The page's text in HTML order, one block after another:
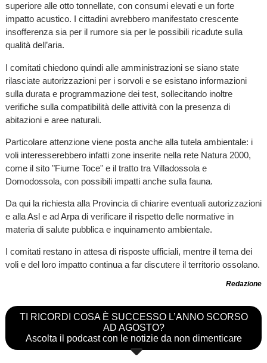
superiore alle otto tonnellate, con consumi elevati e un forte
impatto acustico. I cittadini avrebbero manifestato crescente
insofferenza sia per il rumore sia per le possibili ricadute sulla
qualità dell’aria.
I comitati chiedono quindi alle amministrazioni se siano state
rilasciate autorizzazioni per i sorvoli e se esistano informazioni
sulla durata e programmazione dei test, sollecitando inoltre
verifiche sulla compatibilità delle attività con la presenza di
abitazioni e aree naturali.
Particolare attenzione viene posta anche alla tutela ambientale: i
voli interesserebbero infatti zone inserite nella rete Natura 2000,
come il sito "Fiume Toce" e il tratto tra Villadossola e
Domodossola, con possibili impatti anche sulla fauna.
Da qui la richiesta alla Provincia di chiarire eventuali autorizzazioni
e alla Asl e ad Arpa di verificare il rispetto delle normative in
materia di salute pubblica e inquinamento ambientale.
I comitati restano in attesa di risposte ufficiali, mentre il tema dei
voli e del loro impatto continua a far discutere il territorio ossolano.
Redazione
TI RICORDI COSA È SUCCESSO L’ANNO SCORSO
AD AGOSTO?
Ascolta il podcast con le notizie da non dimenticare